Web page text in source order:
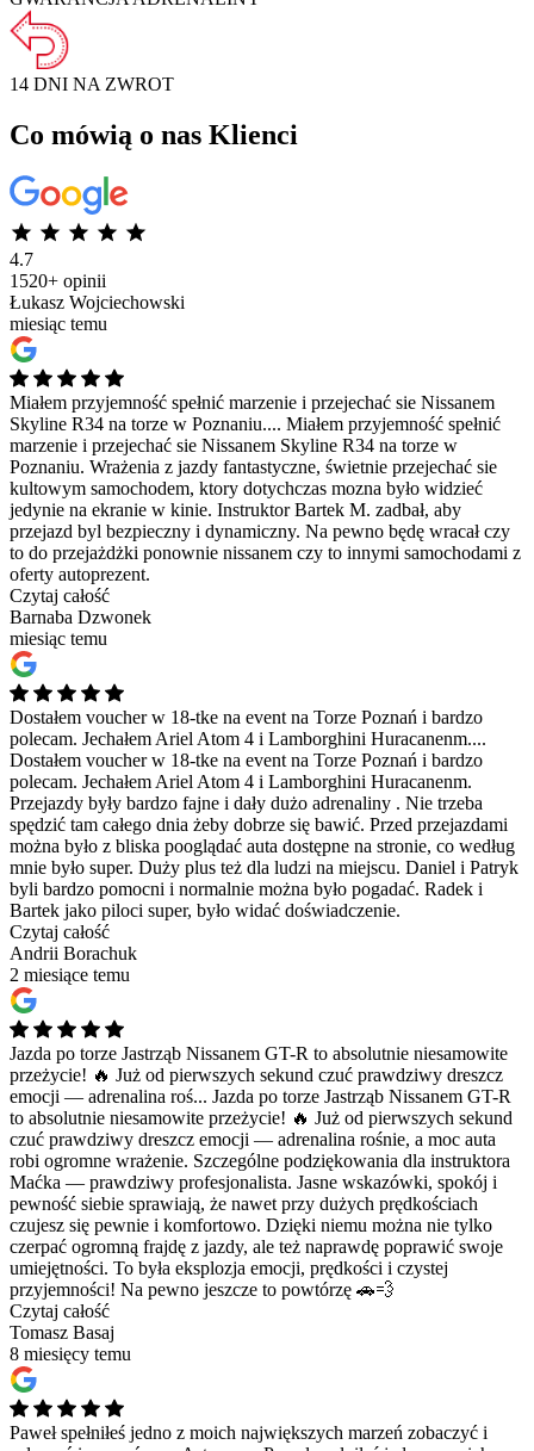
14 DNI NA ZWROT
Co mówią o nas Klienci
4.7
1520+ opinii
Łukasz Wojciechowski
miesiąc temu
Miałem przyjemność spełnić marzenie i przejechać sie Nissanem
Skyline R34 na torze w Poznaniu.... Miałem przyjemność spełnić
marzenie i przejechać sie Nissanem Skyline R34 na torze w
Poznaniu. Wrażenia z jazdy fantastyczne, świetnie przejechać sie
kultowym samochodem, ktory dotychczas mozna było widzieć
jedynie na ekranie w kinie. Instruktor Bartek M. zadbał, aby
przejazd byl bezpieczny i dynamiczny. Na pewno będę wracał czy
to do przejażdżki ponownie nissanem czy to innymi samochodami z
oferty autoprezent.
Czytaj całość
Barnaba Dzwonek
miesiąc temu
Dostałem voucher w 18-tke na event na Torze Poznań i bardzo
polecam. Jechałem Ariel Atom 4 i Lamborghini Huracanenm....
Dostałem voucher w 18-tke na event na Torze Poznań i bardzo
polecam. Jechałem Ariel Atom 4 i Lamborghini Huracanenm.
Przejazdy były bardzo fajne i dały dużo adrenaliny . Nie trzeba
spędzić tam całego dnia żeby dobrze się bawić. Przed przejazdami
można było z bliska pooglądać auta dostępne na stronie, co według
mnie było super. Duży plus też dla ludzi na miejscu. Daniel i Patryk
byli bardzo pomocni i normalnie można było pogadać. Radek i
Bartek jako piloci super, było widać doświadczenie.
Czytaj całość
Andrii Borachuk
2 miesiące temu
Jazda po torze Jastrząb Nissanem GT-R to absolutnie niesamowite
przeżycie! 🔥 Już od pierwszych sekund czuć prawdziwy dreszcz
emocji — adrenalina roś... Jazda po torze Jastrząb Nissanem GT-R
to absolutnie niesamowite przeżycie! 🔥 Już od pierwszych sekund
czuć prawdziwy dreszcz emocji — adrenalina rośnie, a moc auta
robi ogromne wrażenie. Szczególne podziękowania dla instruktora
Maćka — prawdziwy profesjonalista. Jasne wskazówki, spokój i
pewność siebie sprawiają, że nawet przy dużych prędkościach
czujesz się pewnie i komfortowo. Dzięki niemu można nie tylko
czerpać ogromną frajdę z jazdy, ale też naprawdę poprawić swoje
umiejętności. To była eksplozja emocji, prędkości i czystej
przyjemności! Na pewno jeszcze to powtórzę 🚗💨
Czytaj całość
Tomasz Basaj
8 miesięcy temu
Paweł spełniłeś jedno z moich największych marzeń zobaczyć i